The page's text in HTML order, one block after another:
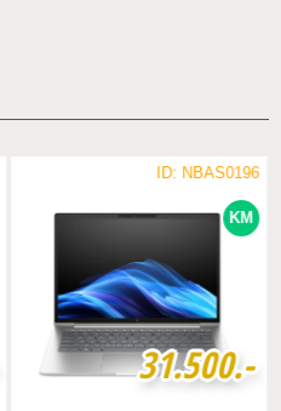
KM
ID: NBAS0196
31.500.-
31.500.-